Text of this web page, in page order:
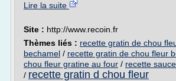
Lire la suite
Site : http://www.recoin.fr
Thèmes liés : recette gratin de chou
bechamel / recette gratin de chou fleur
chou fleur gratine au four / recette
/ recette gratin d chou fleur